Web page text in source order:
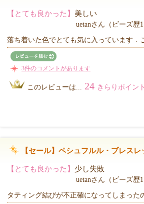
【とても良かった】 美しい
uetanさん（ビーズ歴1
落ち着いた色でとても気に入っています．
3件のコメントがあります
このレビューは... 24 きらりポイント
【セール】ペシュフルル・ブレスレ
【とても良かった】 少し失敗
uetanさん（ビーズ歴1
タティング結びが不正確になってしまった